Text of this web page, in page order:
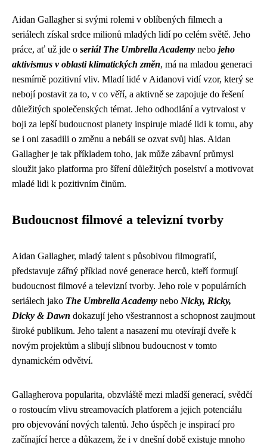
Aidan Gallagher si svými rolemi v oblíbených filmech a
seriálech získal srdce milionů mladých lidí po celém světě. Jeho
práce, ať už jde o seriál The Umbrella Academy nebo jeho
aktivismus v oblasti klimatických změn, má na mladou generaci
nesmírně pozitivní vliv. Mladí lidé v Aidanovi vidí vzor, který se
nebojí postavit za to, v co věří, a aktivně se zapojuje do řešení
důležitých společenských témat. Jeho odhodlání a vytrvalost v
boji za lepší budoucnost planety inspiruje mladé lidi k tomu, aby
se i oni zasadili o změnu a nebáli se ozvat svůj hlas. Aidan
Gallagher je tak příkladem toho, jak může zábavní průmysl
sloužit jako platforma pro šíření důležitých poselství a motivovat
mladé lidi k pozitivním činům.
Budoucnost filmové a televizní tvorby
Aidan Gallagher, mladý talent s působivou filmografií,
představuje zářný příklad nové generace herců, kteří formují
budoucnost filmové a televizní tvorby. Jeho role v populárních
seriálech jako The Umbrella Academy nebo Nicky, Ricky,
Dicky & Dawn dokazují jeho všestrannost a schopnost zaujmout
široké publikum. Jeho talent a nasazení mu otevírají dveře k
novým projektům a slibují slibnou budoucnost v tomto
dynamickém odvětví.
Gallagherova popularita, obzvláště mezi mladší generací, svědčí
o rostoucím vlivu streamovacích platforem a jejich potenciálu
pro objevování nových talentů. Jeho úspěch je inspirací pro
začínající herce a důkazem, že i v dnešní době existuje mnoho